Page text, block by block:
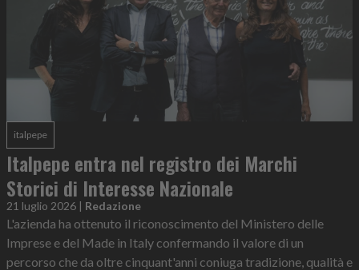
italpepe
Italpepe entra nel registro dei Marchi
Storici di Interesse Nazionale
21 luglio 2026 | Redazione
L'azienda ha ottenuto il riconoscimento del Ministero delle
Imprese e del Made in Italy confermando il valore di un
percorso che da oltre cinquant'anni coniuga tradizione, qualità e